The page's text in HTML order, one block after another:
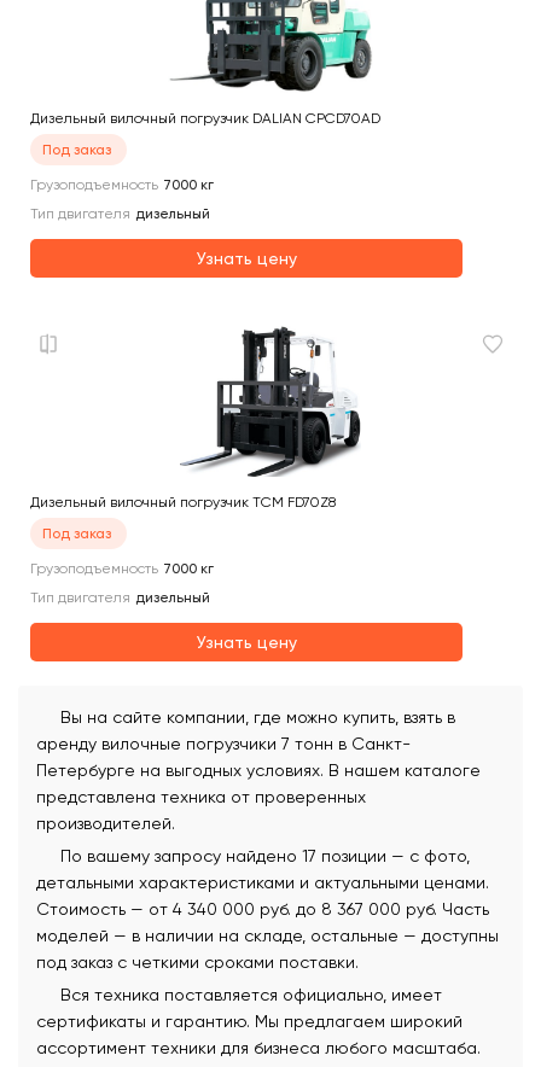
Дизельный вилочный погрузчик DALIAN CPCD70AD
Под заказ
Грузоподъемность 7000 кг
Тип двигателя дизельный
Узнать цену
Дизельный вилочный погрузчик TCM FD70Z8
Под заказ
Грузоподъемность 7000 кг
Тип двигателя дизельный
Узнать цену
Вы на сайте компании, где можно купить, взять в
аренду вилочные погрузчики 7 тонн в Санкт-
Петербурге на выгодных условиях. В нашем каталоге
представлена техника от проверенных
производителей.
По вашему запросу найдено 17 позиции — с фото,
детальными характеристиками и актуальными ценами.
Стоимость — от 4 340 000 руб. до 8 367 000 руб. Часть
моделей — в наличии на складе, остальные — доступны
под заказ с четкими сроками поставки.
Вся техника поставляется официально, имеет
сертификаты и гарантию. Мы предлагаем широкий
ассортимент техники для бизнеса любого масштаба.